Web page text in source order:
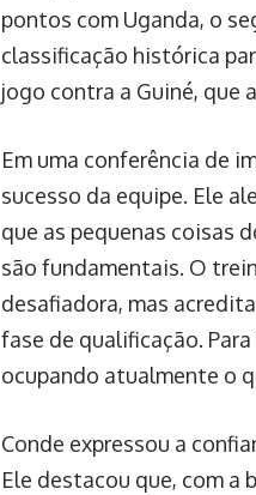
pontos com Uganda, o
classificação histórica
jogo contra a Guiné, que
Em uma conferência de
sucesso da equipe. Ele
que as pequenas coisas
são fundamentais. O
desafiadora, mas
fase de qualificação.
ocupando atualmente o
Conde expressou a
Ele destacou que, com a